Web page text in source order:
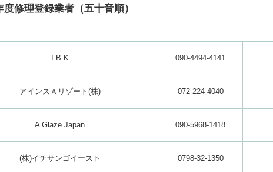
度修理登録業者（五十音順）
I.B.K 090-4494-4141
アインスＡリゾート(株) 072-224-4040
A Glaze Japan 090-5968-1418
(株)イチサンゴイースト 0798-32-1350